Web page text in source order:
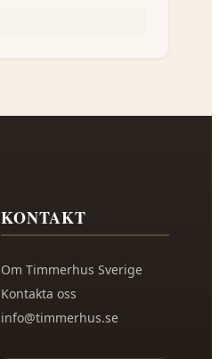
KONTAKT
Om Timmerhus Sverige
Kontakta oss
info@timmerhus.se